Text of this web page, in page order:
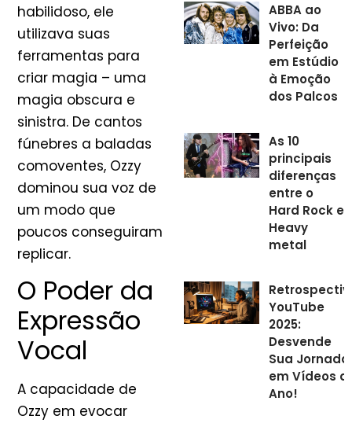
habilidoso, ele
utilizava suas
ferramentas para
criar magia – uma
magia obscura e
sinistra. De cantos
fúnebres a baladas
comoventes, Ozzy
dominou sua voz de
um modo que
poucos conseguiram
replicar.
O Poder da
Expressão
Vocal
A capacidade de
Ozzy em evocar
ABBA ao
Vivo: Da
Perfeição
em Estúdio
à Emoção
dos Palcos
As 10
principais
diferenças
entre o
Hard Rock e
Heavy
metal
YouTube
2025:
Desvende
Sua Jornada
em Vídeos
Ano!